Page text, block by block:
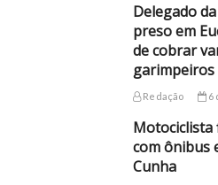
Delegado
preso em
de cobrar
garimpeiros
Redação 6
Motociclista
com ônibus
Cunha